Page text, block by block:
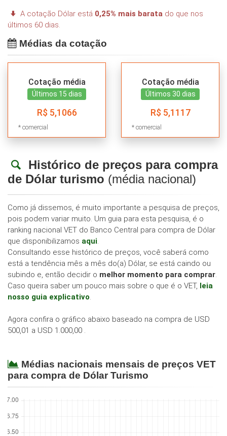
A cotação Dólar está 0,25% mais barata do que nos
últimos 60 dias.
Médias da cotação
Cotação média
Últimos 15 dias
R$ 5,1066
* comercial
Cotação média
Últimos 30 dias
R$ 5,1117
* comercial
Histórico de preços para compra
de Dólar turismo (média nacional)
Como já dissemos, é muito importante a pesquisa de preços,
pois podem variar muito. Um guia para esta pesquisa, é o
ranking nacional VET do Banco Central para compra de Dólar
que disponibilizamos aqui
Consultando esse histórico de preços, você saberá como
está a tendência mês a mês do(a) Dólar, se está caindo ou
subindo e, então decidir o melhor momento para comprar
Caso queira saber um pouco mais sobre o que é o VET, leia
nosso guia explicativo
Agora confira o gráfico abaixo baseado na compra de USD
500,01 a USD 1.000,00 .
Médias nacionais mensais de preços VET
para compra de Dólar Turismo